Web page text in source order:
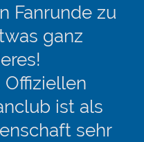
Fanrunde zu
ganz
Offiziellen
ist als
sehr